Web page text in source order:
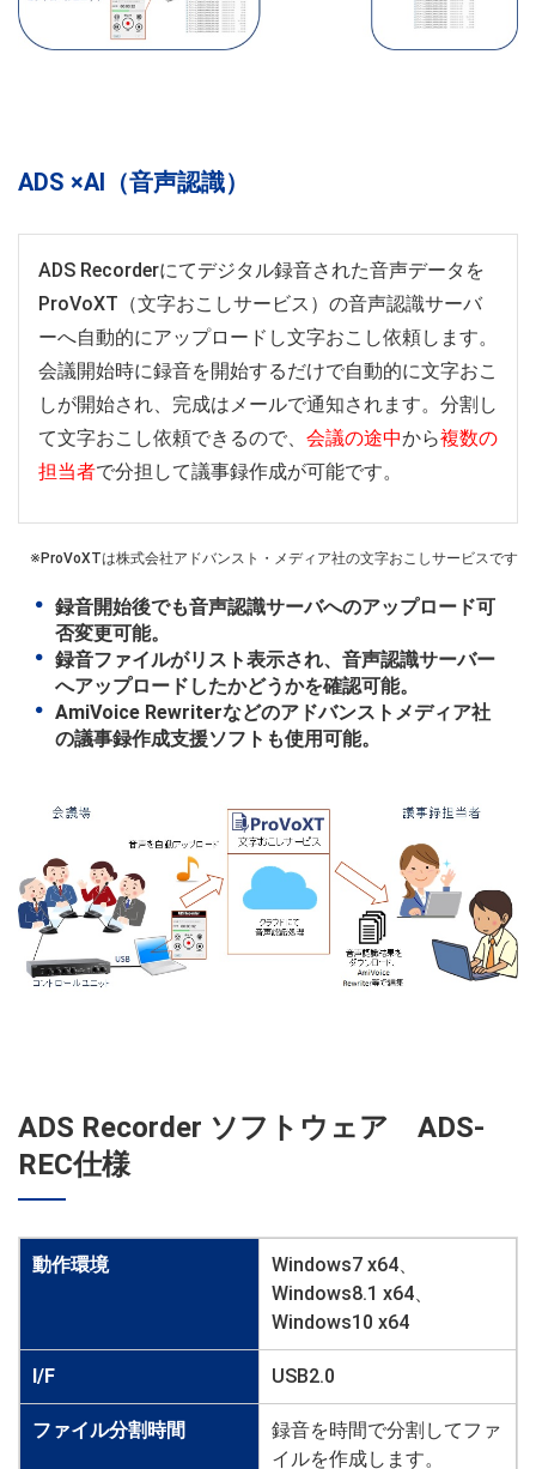
ADS ×AI（音声認識）
ADS Recorderにてデジタル録音された音声データを
ProVoXT（文字おこしサービス）の音声認識サーバ
ーへ自動的にアップロードし文字おこし依頼します。
会議開始時に録音を開始するだけで自動的に文字おこ
しが開始され、完成はメールで通知されます。分割し
て文字おこし依頼できるので、 会議の途中から複数の
担当者で分担して議事録作成が可能です。
※ProVoXTは株式会社アドバンスト・メディア社の文字おこしサービスです
録音開始後でも音声認識サーバへのアップロード可
否変更可能。
録音ファイルがリスト表示され、音声認識サーバー
へアップロードしたかどうかを確認可能。
AmiVoice Rewriterなどのアドバンストメディア社
の議事録作成支援ソフトも使用可能。
ADS Recorder ソフトウェア ADS-
REC仕様
動作環境
Windows7 x64、
Windows8.1 x64、
Windows10 x64
I/F USB2.0
ファイル分割時間
録音を時間で分割してファ
イルを作成します。